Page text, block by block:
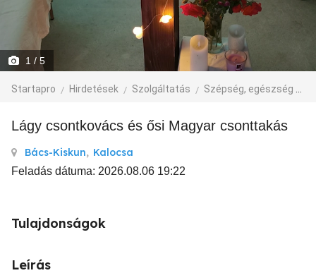
1 / 5
Startapro Hirdetések Szolgáltatás Szépség, egészség
Lágy csontkovács és ősi Magyar csonttakás
Bács-Kiskun, Kalocsa
Feladás dátuma: 2026.08.06 19:22
Tulajdonságok
Leírás